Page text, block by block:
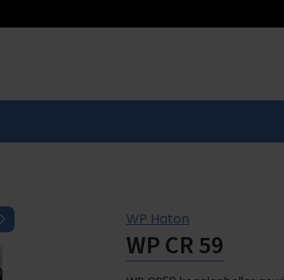
WP Haton
WP CR 59